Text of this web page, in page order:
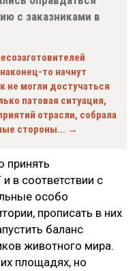
с заказниками в
то начнут
не могли достучаться
патовая ситуация,
отрасли, собрала
стороны... →
принять
в соответствии с
особо
прописать в них
баланс
животного мира.
площадях, но